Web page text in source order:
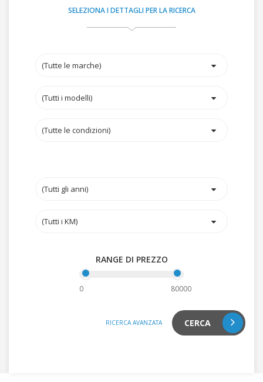
SELEZIONA I DETTAGLI PER LA RICERCA
RANGE DI PREZZO
0 80000
RICERCA AVANZATA CERCA